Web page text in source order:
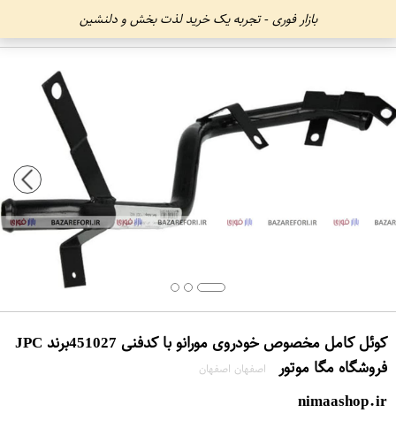
بازار فوری - تجربه یک خرید لذت بخش و دلنشین
کوئل کامل مخصوص خودروی مورانو با کدفنی 451027برند JPC
فروشگاه مگا موتور
اصفهان اصفهان
nimaashop.ir